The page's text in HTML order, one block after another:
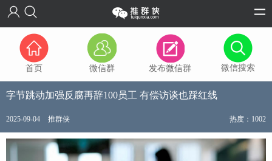
首页 微信群 发布微信群 微信搜索
字节跳动加强反腐再辞100员工 有偿访谈也踩红线
2025-09-04 推群侠 热度：1002